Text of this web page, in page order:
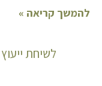
להמשך קריאה »
לשיחת